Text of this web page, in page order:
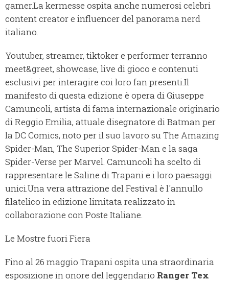
gamer.La kermesse ospita anche numerosi celebri
content creator e influencer del panorama nerd
italiano.
Youtuber, streamer, tiktoker e performer terranno
meet&greet, showcase, live di gioco e contenuti
esclusivi per interagire coi loro fan presenti.Il
manifesto di questa edizione è opera di Giuseppe
Camuncoli, artista di fama internazionale originario
di Reggio Emilia, attuale disegnatore di Batman per
la DC Comics, noto per il suo lavoro su The Amazing
Spider-Man, The Superior Spider-Man e la saga
Spider-Verse per Marvel. Camuncoli ha scelto di
rappresentare le Saline di Trapani e i loro paesaggi
unici.Una vera attrazione del Festival è l'annullo
filatelico in edizione limitata realizzato in
collaborazione con Poste Italiane.
Le Mostre fuori Fiera
Fino al 26 maggio Trapani ospita una straordinaria
esposizione in onore del leggendario Ranger Tex